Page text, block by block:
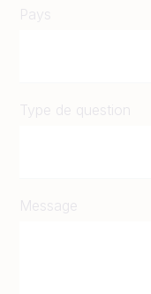
Pays
Type de question
Message